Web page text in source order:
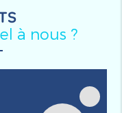
à nous ?